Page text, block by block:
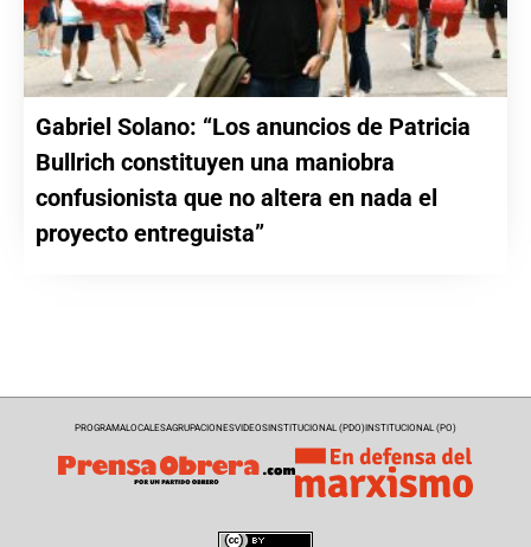
Gabriel Solano: “Los anuncios de Patricia
Bullrich constituyen una maniobra
confusionista que no altera en nada el
proyecto entreguista”
PROGRAMALOCALESAGRUPACIONESVIDEOSINSTITUCIONAL (PDO)INSTITUCIONAL (PO)